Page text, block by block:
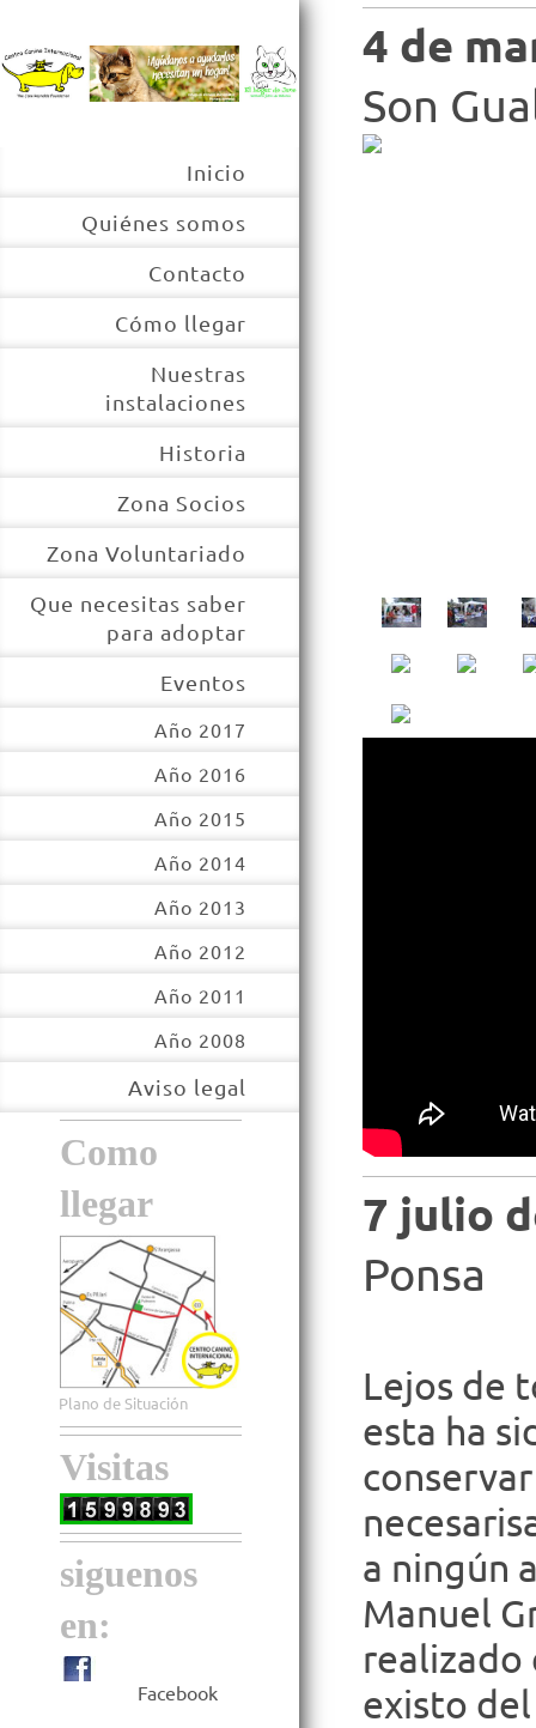
Inicio
Quiénes somos
Contacto
Cómo llegar
Nuestras
instalaciones
Historia
Zona Socios
Zona Voluntariado
Que necesitas saber
para adoptar
Eventos
Año 2017
Año 2016
Año 2015
Año 2014
Año 2013
Año 2012
Año 2011
Año 2008
Aviso legal
Como
llegar
Plano de Situación
Visitas
siguenos
en:
Facebook
4 de
Son
7 julio
Ponsa
Lejos de
esta ha
a ningún
Manuel
existo